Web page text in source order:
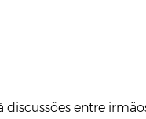
discussões entre